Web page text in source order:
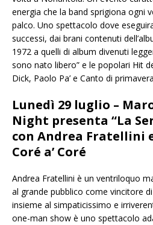
energia che la band sprigiona ogni
palco. Uno spettacolo dove
successi, dai brani contenuti
1972 a quelli di album divenuti
sono nato libero” e le popolari Hit
Dick, Paolo Pa’ e Canto di
Lunedì 29 luglio –
Night presenta “La
con Andrea Fratellini
Coré a’ Coré
Andrea Fratellini è un ventriloquo
al grande pubblico come vincitore
insieme al simpaticissimo e
one-man show è uno spettacolo